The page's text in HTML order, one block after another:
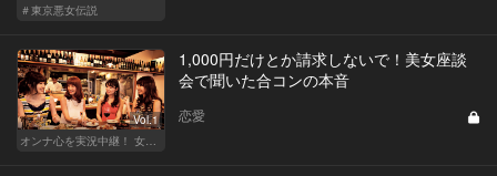
＃東京悪女伝説
Vol.1
オンナ心を実況中継！ 女性が嬉しい合コンの法則 & 使える合コン酒場
1,000円だけとか請求しないで！美女座談
会で聞いた合コンの本音
恋愛